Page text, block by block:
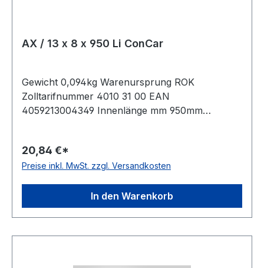
AX / 13 x 8 x 950 Li ConCar
Gewicht 0,094kg Warenursprung ROK
Zolltarifnummer 4010 31 00 EAN
4059213004349 Innenlänge mm 950mm
Ausführung flankenoffen, formgezahnt
antistatisch ja Norm DIN 2215 Material Neoprene
20,84 €*
Preise inkl. MwSt. zzgl. Versandkosten
In den Warenkorb